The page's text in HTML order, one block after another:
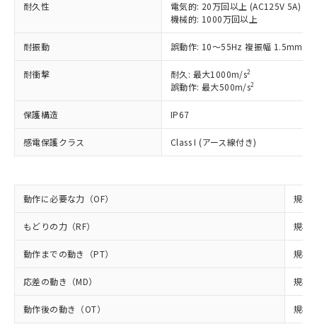
耐久性
電気的: 20万回以上 (AC125V 5A)
機械的: 1000万回以上
耐振動 誤動作: 10～55Hz 複振幅 1.5mm
耐衝撃 耐久: 最大1000m/s2
誤動作: 最大500m/s2
保護構造 IP67
感電保護クラス Class I (アース線付き)
動作に必要な力（OF） 規格
もどりの力（RF） 規格
動作までの動き（PT） 規格
応差の動き（MD） 規格
動作後の動き（OT） 規格
記載している更新日時点での社内デー
タに基づき作成されるものであり、閲
覧された時点での実際の在庫および標
準価格とは異なる場合があることをご
正式な納期状況および標準価格はお客
様のお取引先、またはお客様担当のオ
ムロン制御機器販売店・当社販売員に
ご相談ください。
オムロン制御機器販売店や当社販売拠
点は「販売ネットワーク
」をご確認
事前の承諾なく第三者に漏洩または開
示しないようお願いします。
マイパーツ機能（部品リスト作成サー
ビス）をご利用いただくには、I-Web
あります。
登録された部品リストについて、当社
鉛(Pb) 1000ppm以下、 水銀(Hg) 1000ppm以下、 カド
六価クロム(Cr(Ⅵ)) 1000ppm以下、ポリ臭化ビフェニル
類(PBB) 1000ppm以下、ポリ臭化ジフェニルエーテル類
(PBDE) 1000ppm以下、フタル酸ビス(2-エチルヘキシ
ル) (DEHP)(別名：DOP) 1000ppm以下、フタル酸ブチ
ルベンジル（BBP） 1000ppm以下、フタル酸ジブチル
（DBP） 1000ppm以下、フタル酸ジイソブチル
(DIBP) 1000ppm以下
但し、RoHS指令で産業用監視および制御機器に対する
適用除外項目は除く。
フタル酸エステル類の４物質については閾値を超える意
図的な使用がないことを確認しています。
※2 対応予定月
部品在庫の切り替え状況などにより、予定
※3 非含有証明書ダウンロード
*中国RoHS10物質の基準値 (GB/T26572)：
Pb(鉛) :1000ppm、 Hg(水銀) : 1000ppm、 Cd(カドミウ
Cr(Ⅵ)(六価クロム) : 1000ppm、 PBBs(ポリ臭化ビフェ
ニル類) : 1000ppm、 PBDEs(ポリ臭化ジフェニルエーテ
ル) : 1000ppm、
DEHP(フタル酸ビス(2-エチルヘキシル)) : 1000ppm
「ｅ」：有害物質（10物質）のすべてが基
「10」：通常の使用状況下において有害物
及ぼさない年数を意味します。
い合わせください。
（以下｢規制貨物等」という）を輸出
または国外への提供する場合は、日本
国政府の輸出許可(または役務取引許
可)を取得するなどの必要な手続きを
当社は規制貨物を破棄する場合は、完
全に破砕するなど、違法に輸出されな
いよう必要な手段を講じます。
当社は貴社製品を、核兵器、ミサイ
ル、化学兵器、生物兵器またはその他
武器並びにこれらの製造装置等に一切
当社は、貴社製品を第三者に販売する
場合は、上記1、2および3の内容を当
販売先および販売に係わる関係者が違
り引きをいたしません。
一定数以上の在庫あり
一定数には満たないが在庫あり
－
在庫なし(最新の在庫状況につ
いては、お客様のお取引先、ま
機器販売店・当社販売員にご確
認ください)
白
情報を公開していない機種